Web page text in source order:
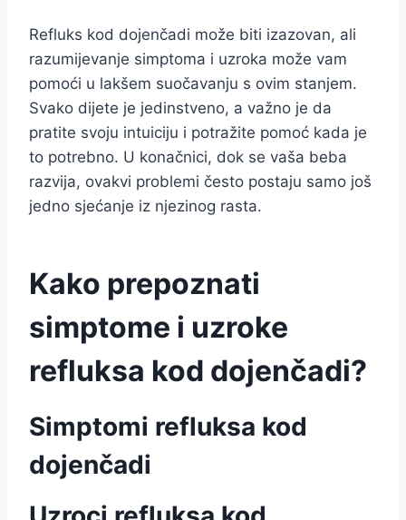
Refluks kod dojenčadi može biti izazovan, ali
razumijevanje simptoma i uzroka može vam
pomoći u lakšem suočavanju s ovim stanjem.
Svako dijete je jedinstveno, a važno je da
pratite svoju intuiciju i potražite pomoć kada je
to potrebno. U konačnici, dok se vaša beba
razvija, ovakvi problemi često postaju samo još
jedno sjećanje iz njezinog rasta.
Kako prepoznati
simptome i uzroke
refluksa kod dojenčadi?
Simptomi refluksa kod
dojenčadi